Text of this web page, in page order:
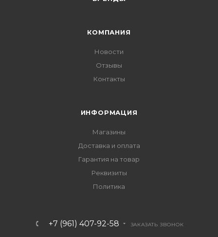
КОМПАНИЯ
Новости
Отзывы
Контакты
ИНФОРМАЦИЯ
Магазины
Доставка и оплата
Гарантия на товар
Реквизиты
Политика
+7 (961) 407-92-58 ЗАКАЗАТЬ ЗВОНОК